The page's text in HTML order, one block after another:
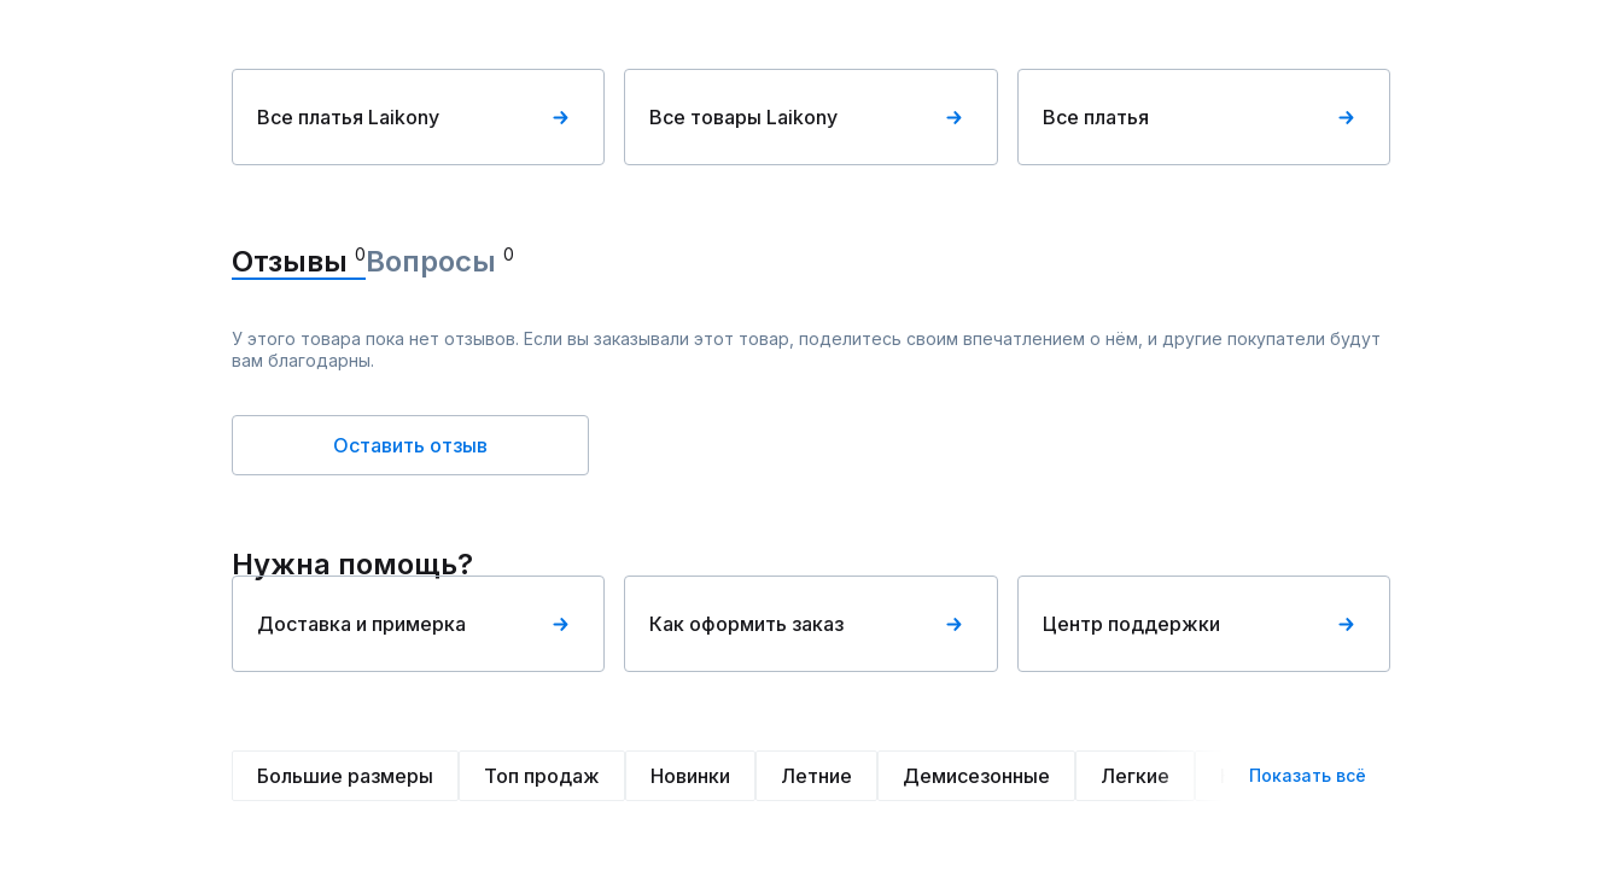
Все платья Laikony Все товары Laikony Все платья
Отзывы 0Вопросы 0
У этого товара пока нет отзывов. Если вы заказывали этот товар, поделитесь своим впечатлением о нём, и другие покупатели будут
вам благодарны.
Оставить отзыв
Нужна помощь?
Доставка и примерка Как оформить заказ Центр поддержки
Большие размеры Топ продаж Новинки Летние Демисезонные Легкие Нарядные
Показать всё